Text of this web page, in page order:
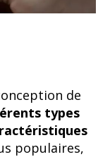
de
types
populaires,